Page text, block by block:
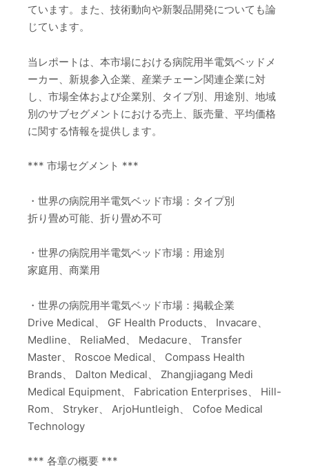
ています。また、技術動向や新製品開発についても論
じています。
当レポートは、本市場における病院用半電気ベッドメ
ーカー、新規参入企業、産業チェーン関連企業に対
し、市場全体および企業別、タイプ別、用途別、地域
別のサブセグメントにおける売上、販売量、平均価格
に関する情報を提供します。
*** 市場セグメント ***
・世界の病院用半電気ベッド市場：タイプ別
折り畳め可能、折り畳め不可
・世界の病院用半電気ベッド市場：用途別
家庭用、商業用
・世界の病院用半電気ベッド市場：掲載企業
Drive Medical、 GF Health Products、 Invacare、
Medline、 ReliaMed、 Medacure、 Transfer
Master、 Roscoe Medical、 Compass Health
Brands、 Dalton Medical、 Zhangjiagang Medi
Medical Equipment、 Fabrication Enterprises、 Hill-
Rom、 Stryker、 ArjoHuntleigh、 Cofoe Medical
Technology
*** 各章の概要 ***